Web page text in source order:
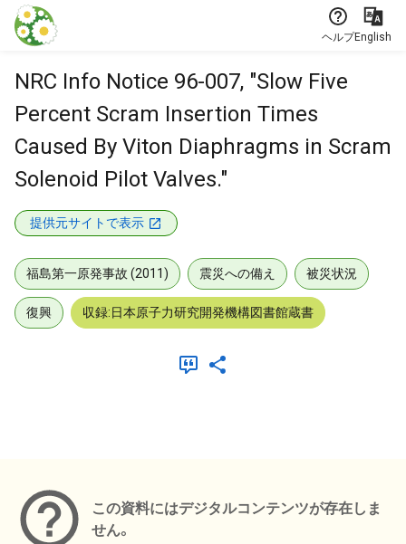
本文に飛ぶ
ヘルプEnglish
NRC Info Notice 96-007, "Slow Five
Percent Scram Insertion Times
Caused By Viton Diaphragms in Scram
Solenoid Pilot Valves."
提供元サイトで表示
福島第一原発事故 (2011) 震災への備え 被災状況
復興 収録:日本原子力研究開発機構図書館蔵書
この資料にはデジタルコンテンツが存在しま
せん。